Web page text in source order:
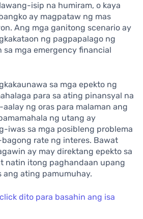
isip na humiram, o kaya
ay magpataw ng mas
Ang mga ganitong scenario ay
ng pagpapalago ng
sa mga emergency financial
sa mga epekto ng
para sa ating pinansyal na
ng oras para malaman ang
ng utang ay
iwas sa mga posibleng problema
rate ng interes. Bawat
ay may direktang epekto sa
natin itong paghandaan upang
ang ating pamumuhay.
dito para basahin ang isa